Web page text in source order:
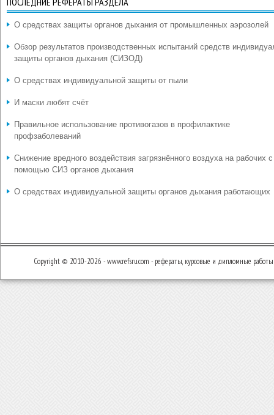
О средствах защиты органов дыхания от промышленных аэрозолей
Обзор результатов производственных испытаний средств
защиты органов дыхания (СИЗОД)
О средствах индивидуальной защиты от пыли
И маски любят счёт
Правильное использование противогазов в профилактике
профзаболеваний
Снижение вредного воздействия загрязнённого воздуха на рабочих с
помощью СИЗ органов дыхания
О средствах индивидуальной защиты органов дыхания работающих
Copyright © 2010-2026 - www.refsru.com - рефераты, курсовые и дипломные работы